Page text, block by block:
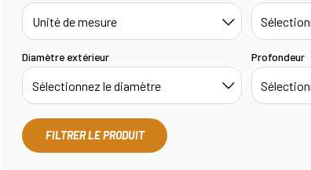
Diamètre extérieur Profondeur
FILTRER LE PRODUIT